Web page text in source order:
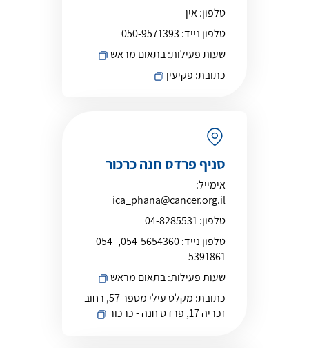
טלפון:אין
טלפון נייד: 050-9571393
שעות פעילות:בתאום מראש
כתובת: פקיעין
סניף פרדס חנה כרכור
אימייל:
ica_phana@cancer.org.il
טלפון:04-8285531
טלפון נייד:
054-5654360, 054-
5391861
שעות פעילות:בתאום מראש
כתובת:
מקלט עילי מספר 57, רחוב
זכריה 17, פרדס חנה - כרכור